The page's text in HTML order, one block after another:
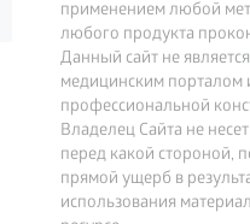
применением любой
любого продукта
Данный сайт не
медицинским порталом
профессиональной
Владелец Сайта не
перед какой стороной,
прямой ущерб в
использования